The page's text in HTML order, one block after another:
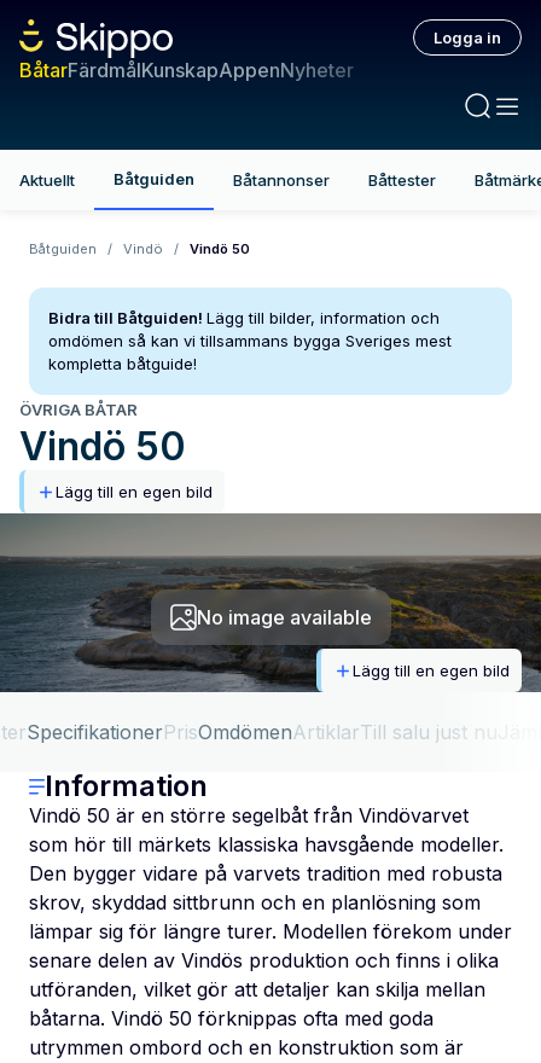
BåtarFärdmålKunskapAppenNyheter
Logga in
Aktuellt Båtguiden Båtannonser Båttester
Båtguiden / Vindö / Vindö 50
Bidra till Båtguiden! Lägg till bilder, information och
omdömen så kan vi tillsammans bygga Sveriges mest
kompletta båtguide!
ÖVRIGA BÅTAR
Vindö 50
Lägg till en egen bild
No image available
Lägg till en egen bild
SpecifikationerPrisOmdömenArtiklarTill salu just nu
Information
Vindö 50 är en större segelbåt från Vindövarvet
som hör till märkets klassiska havsgående modeller.
Den bygger vidare på varvets tradition med robusta
skrov, skyddad sittbrunn och en planlösning som
lämpar sig för längre turer. Modellen förekom under
senare delen av Vindös produktion och finns i olika
utföranden, vilket gör att detaljer kan skilja mellan
båtarna. Vindö 50 förknippas ofta med goda
utrymmen ombord och en konstruktion som är